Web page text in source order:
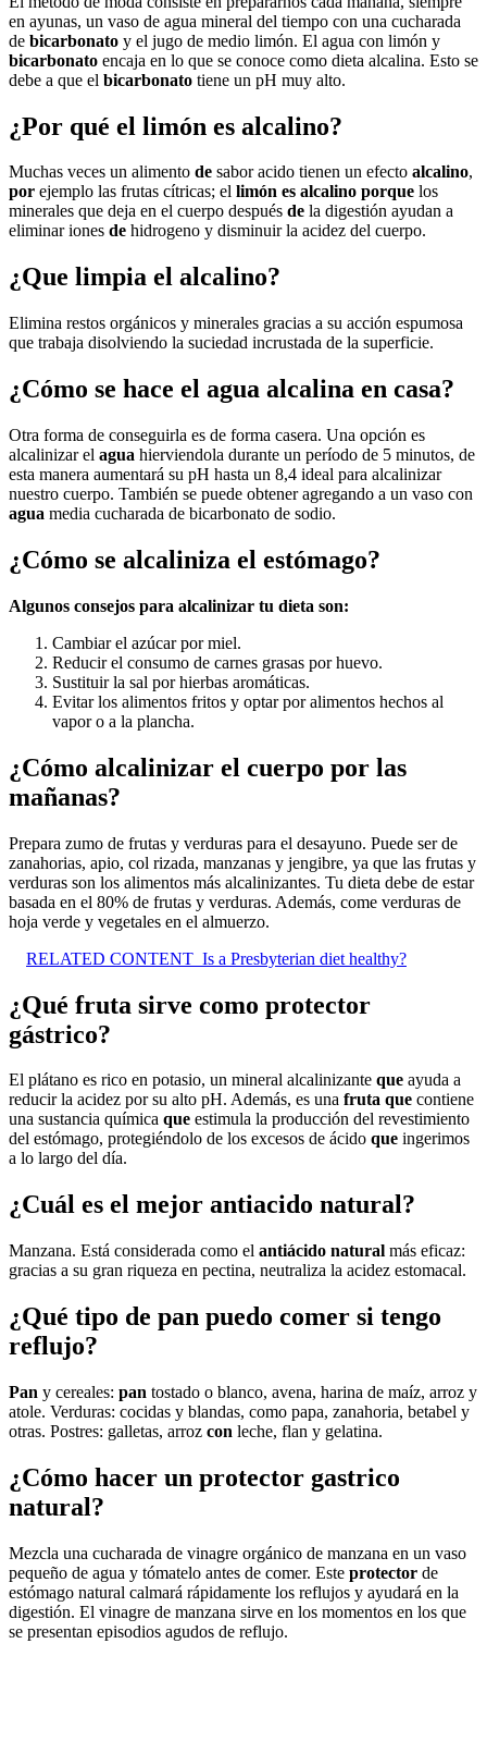
en ayunas, un vaso de agua mineral del tiempo con una cucharada
de bicarbonato y el jugo de medio limón. El agua con limón y
bicarbonato encaja en lo que se conoce como dieta alcalina. Esto se
debe a que el bicarbonato tiene un pH muy alto.
¿Por qué el limón es alcalino?
Muchas veces un alimento de sabor acido tienen un efecto alcalino,
por ejemplo las frutas cítricas; el limón es alcalino porque los
minerales que deja en el cuerpo después de la digestión ayudan a
eliminar iones de hidrogeno y disminuir la acidez del cuerpo.
¿Que limpia el alcalino?
Elimina restos orgánicos y minerales gracias a su acción espumosa
que trabaja disolviendo la suciedad incrustada de la superficie.
¿Cómo se hace el agua alcalina en casa?
Otra forma de conseguirla es de forma casera. Una opción es
alcalinizar el agua hierviendola durante un período de 5 minutos, de
esta manera aumentará su pH hasta un 8,4 ideal para alcalinizar
nuestro cuerpo. También se puede obtener agregando a un vaso con
agua media cucharada de bicarbonato de sodio.
¿Cómo se alcaliniza el estómago?
Algunos consejos para alcalinizar tu dieta son:
Cambiar el azúcar por miel.
Reducir el consumo de carnes grasas por huevo.
Sustituir la sal por hierbas aromáticas.
Evitar los alimentos fritos y optar por alimentos hechos al
vapor o a la plancha.
¿Cómo alcalinizar el cuerpo por las
mañanas?
Prepara zumo de frutas y verduras para el desayuno. Puede ser de
zanahorias, apio, col rizada, manzanas y jengibre, ya que las frutas y
verduras son los alimentos más alcalinizantes. Tu dieta debe de estar
basada en el 80% de frutas y verduras. Además, come verduras de
hoja verde y vegetales en el almuerzo.
RELATED CONTENT Is a Presbyterian diet healthy?
¿Qué fruta sirve como protector
gástrico?
El plátano es rico en potasio, un mineral alcalinizante que ayuda a
reducir la acidez por su alto pH. Además, es una fruta que contiene
una sustancia química que estimula la producción del revestimiento
del estómago, protegiéndolo de los excesos de ácido que ingerimos
a lo largo del día.
¿Cuál es el mejor antiacido natural?
Manzana. Está considerada como el antiácido natural más eficaz:
gracias a su gran riqueza en pectina, neutraliza la acidez estomacal.
¿Qué tipo de pan puedo comer si tengo
reflujo?
Pan y cereales: pan tostado o blanco, avena, harina de maíz, arroz y
atole. Verduras: cocidas y blandas, como papa, zanahoria, betabel y
otras. Postres: galletas, arroz con leche, flan y gelatina.
¿Cómo hacer un protector gastrico
natural?
Mezcla una cucharada de vinagre orgánico de manzana en un vaso
pequeño de agua y tómatelo antes de comer. Este protector de
estómago natural calmará rápidamente los reflujos y ayudará en la
digestión. El vinagre de manzana sirve en los momentos en los que
se presentan episodios agudos de reflujo.